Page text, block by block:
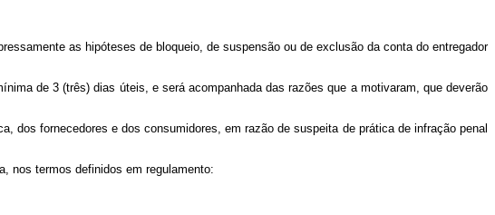
as hipóteses de bloqueio, de suspensão ou de exclusão da conta do entregador
de 3 (três) dias úteis, e será acompanhada das razões que a motivaram, que deverão
dos fornecedores e dos consumidores, em razão de suspeita de prática de infração penal
nos termos definidos em regulamento: